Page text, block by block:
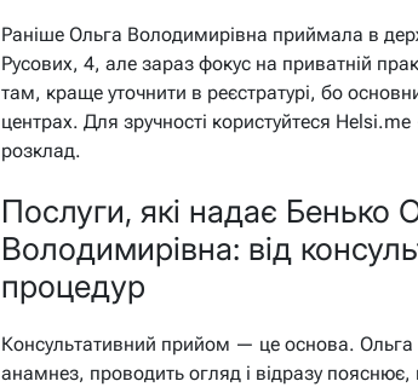
Раніше Ольга Володимирівна приймала в
Русових, 4, але зараз фокус на приватній
там, краще уточнити в реєстратурі, бо
центрах. Для зручності користуйтеся
розклад.
Послуги, які надає Бенько
Володимирівна: від
процедур
Консультативний прийом — це основа.
анамнез, проводить огляд і відразу пояснює,